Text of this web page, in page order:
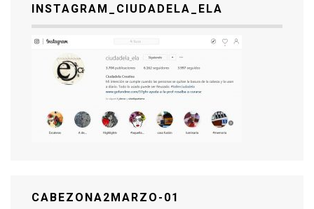
INSTAGRAM_CIUDADELA_ELA
CABEZONA2MARZO-01